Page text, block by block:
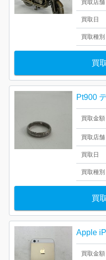
買取店舗
買取日
買取種別
買
Pt900
買取金額
買取店舗
買取日
買取種別
買
Apple
買取金額